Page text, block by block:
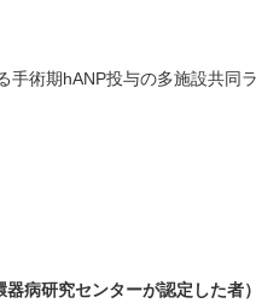
術期hANP投与の多施設共同
病研究センターが認定した者）